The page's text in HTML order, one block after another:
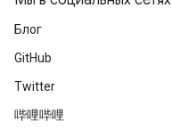
Блог
GitHub
Twitter
哔哩哔哩